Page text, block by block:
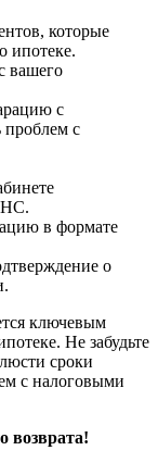
которые
ипотеке.
вашего
с
проблем с
в формате
о
ключевым
Не забудьте
сроки
с налоговыми
возврата!